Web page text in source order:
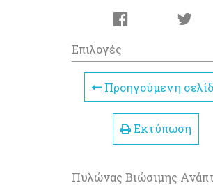
Επιλογές
Προηγούμενη
Εκτύπωση
Πυλώνας Βιώσιμης